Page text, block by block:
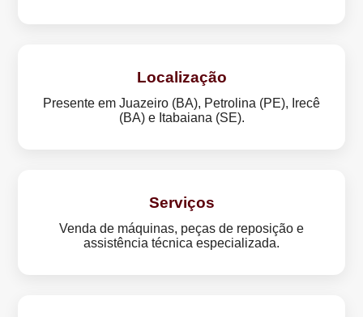
Localização
Presente em Juazeiro (BA), Petrolina (PE), Irecê
(BA) e Itabaiana (SE).
Serviços
Venda de máquinas, peças de reposição e
assistência técnica especializada.